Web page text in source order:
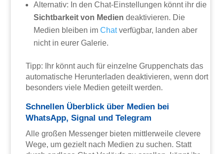
Alternativ: In den Chat-Einstellungen könnt ihr die
Sichtbarkeit von Medien deaktivieren. Die
Medien bleiben imChatverfügbar, landen aber
nicht in eurer Galerie.
Tipp: Ihr könnt auch für einzelne Gruppenchats das
automatische Herunterladen deaktivieren, wenn dort
besonders viele Medien geteilt werden.
Schnellen Überblick über Medien bei
WhatsApp, Signal und Telegram
Alle großen Messenger bieten mittlerweile clevere
Wege, um gezielt nach Medien zu suchen. Statt